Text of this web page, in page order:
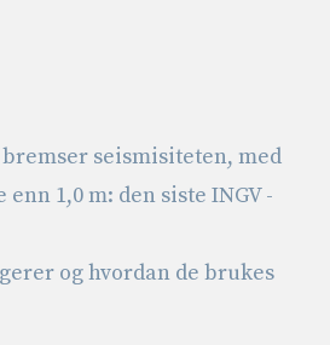
seismisiteten, med
1,0 m: den siste INGV -
og hvordan de brukes